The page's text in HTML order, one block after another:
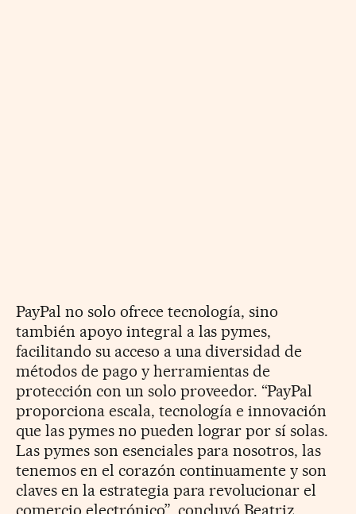
PayPal no solo ofrece tecnología, sino
también apoyo integral a las pymes,
facilitando su acceso a una diversidad de
métodos de pago y herramientas de
protección con un solo proveedor. “PayPal
proporciona escala, tecnología e innovación
que las pymes no pueden lograr por sí solas.
Las pymes son esenciales para nosotros, las
tenemos en el corazón continuamente y son
claves en la estrategia para revolucionar el